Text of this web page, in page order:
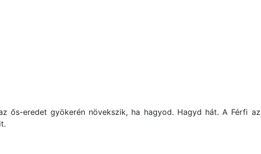
ős-eredet gyökerén növekszik, ha hagyod. Hagyd hát. A Férfi az